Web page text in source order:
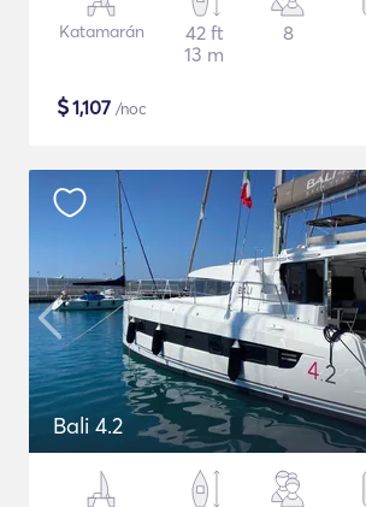
Katamarán
42 ft
13 m
8
$1,107 /noc
Bali 4.2